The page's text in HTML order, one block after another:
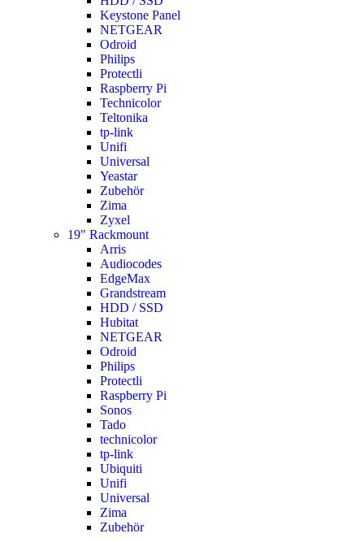
Keystone Panel
NETGEAR
Odroid
Philips
Protectli
Raspberry Pi
Technicolor
Teltonika
tp-link
Unifi
Universal
Yeastar
Zubehör
Zima
Zyxel
19" Rackmount
Arris
Audiocodes
EdgeMax
Grandstream
HDD / SSD
Hubitat
NETGEAR
Odroid
Philips
Protectli
Raspberry Pi
Sonos
Tado
technicolor
tp-link
Ubiquiti
Unifi
Universal
Zima
Zubehör